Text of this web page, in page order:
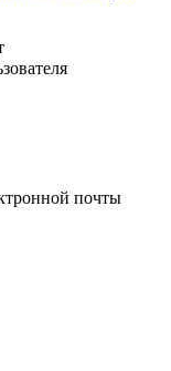
почты